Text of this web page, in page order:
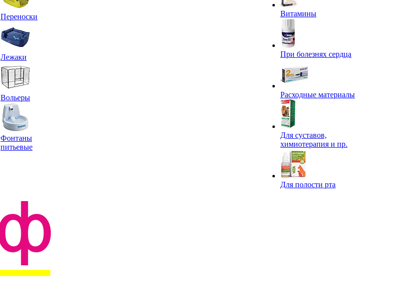
Переноски
Лежаки
Вольеры
Фонтаны
питьевые
Витамины
При болезнях сердца
Расходные материалы
Для суставов,
химиотерапия и пр.
Для полости рта